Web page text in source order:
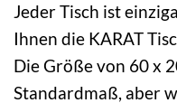
Jeder Tisch ist
Ihnen die KARAT
Die Größe von 60 x
Standardmaß, aber